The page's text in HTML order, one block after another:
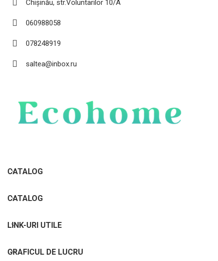
Chișinău, str.Voluntarilor 10/A
060988058
078248919
saltea@inbox.ru
CATALOG
CATALOG
LINK-URI UTILE
GRAFICUL DE LUCRU